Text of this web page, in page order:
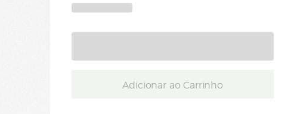
Adicionar ao Carrinho